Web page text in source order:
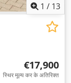
1 / 13
€17,900
स्थिर मूल्य कर के अतिरिक्त